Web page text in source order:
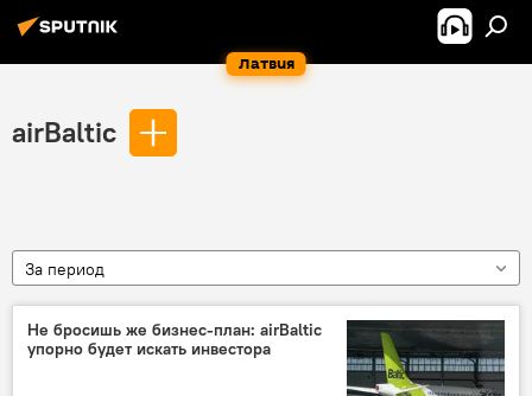
Латвия
airBaltic
За период
Не бросишь же бизнес-план: airBaltic
упорно будет искать инвестора